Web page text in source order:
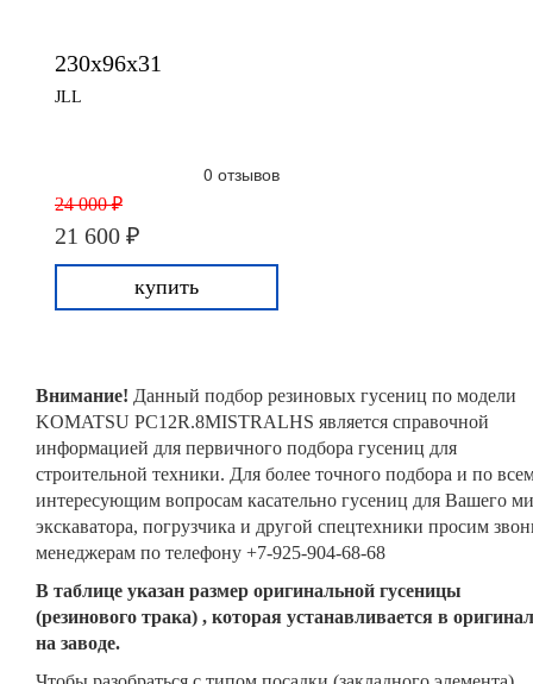
230x96x31
JLL
0 отзывов
24 000 ₽
21 600 ₽
купить
Внимание! Данный подбор резиновых гусениц по модели
KOMATSU PC12R.8MISTRALHS является справочной
информацией для первичного подбора гусениц для
строительной техники. Для более точного подбора и по
интересующим вопросам касательно гусениц для Вашего
экскаватора, погрузчика и другой спецтехники просим
менеджерам по телефону +7-925-904-68-68
В таблице указан размер оригинальной гусеницы
(резинового трака) , которая устанавливается в
на заводе.